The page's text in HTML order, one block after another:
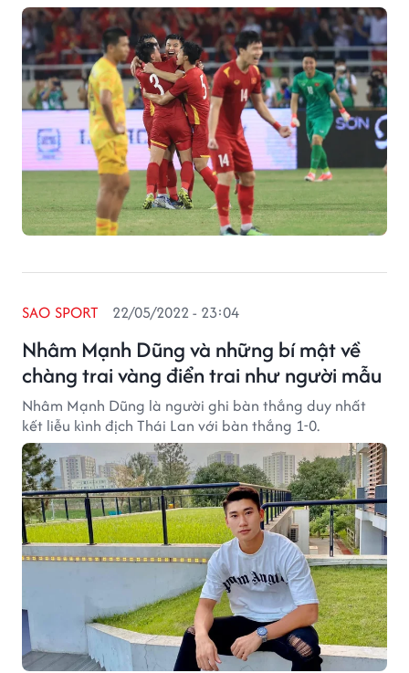
Nhâm Mạnh Dũng và những bí mật về
chàng trai vàng điển trai như người mẫu
SAO SPORT 22/05/2022 - 23:04
Nhâm Mạnh Dũng là người ghi bàn thắng duy nhất
kết liễu kình địch Thái Lan với bàn thắng 1-0.